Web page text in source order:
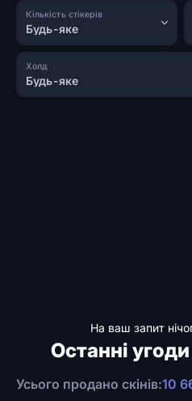
Будь-яке
Кількість стікерів
Будь-яке
Холд
На ваш запит
Останні угоди
Усього продано скінів:10